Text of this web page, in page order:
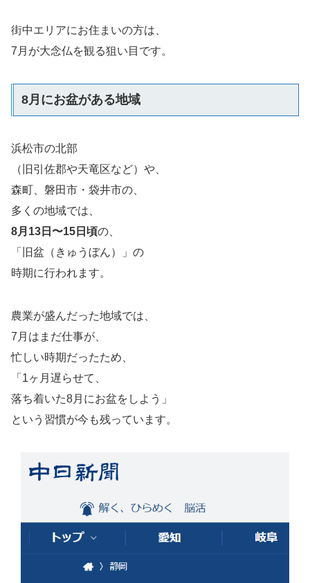
街中エリアにお住まいの方は、
7月が大念仏を観る狙い目です。
8月にお盆がある地域
浜松市の北部
（旧引佐郡や天竜区など）や、
森町、磐田市・袋井市の、
多くの地域では、
8月13日〜15日頃の、
「旧盆（きゅうぼん）」の
時期に行われます。
農業が盛んだった地域では、
7月はまだ仕事が、
忙しい時期だったため、
「1ヶ月遅らせて、
落ち着いた8月にお盆をしよう」
という習慣が今も残っています。